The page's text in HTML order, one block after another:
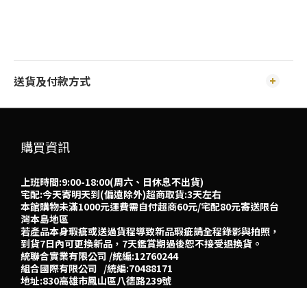
送貨及付款方式
購買資訊
上班時間:9:00-18:00(周六、日休息不出貨)
宅配:今天寄明天到(偏遠除外)超商取貨:3天左右
本館購物未滿1000元運費需自付超商60元/宅配80元寄送限台
灣本島地區
若產品本身瑕疵或送過貨程導致新品瑕疵請全程錄影與拍照，
到貨7日內可更換新品，7天鑑賞期過後恕不接受退換貨。
統聯合實業有限公司 /統編:12760244
組合國際有限公司 /統編:70488171
地址:830高雄市鳳山區八德路239號